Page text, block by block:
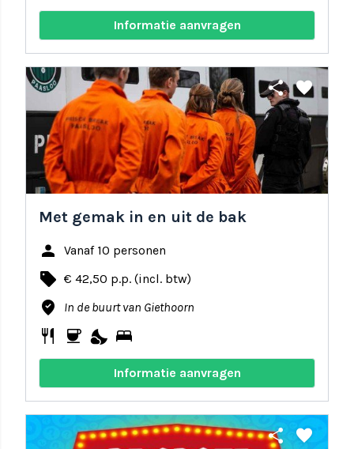
Informatie aanvragen
share favorite
Met gemak in en uit de bak
person Vanaf 10 personen
local_offer € 42,50 p.p. (incl. btw)
where_to_vote In de buurt van Giethoorn
restaurant coffee nights_stay bed
Informatie aanvragen
share favorite